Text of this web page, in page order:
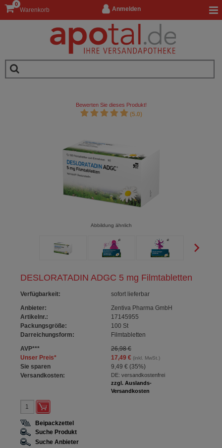
Anmelden
Warenkorb
0
DESLORATADIN ADGC 5 mg Filmtabletten
Verfügbarkeit:
sofort lieferbar
Anbieter:
Zentiva Pharma GmbH
Artikelnr.:
17145955
Packungsgröße:
100 St
Darreichungsform:
Filmtabletten
AVP***
26,98 €
Unser Preis* 17,49 €(inkl. MwSt.)
Sie sparen 9,49 € (35%)
Versandkosten:
DE: versandkostenfrei
zzgl. Auslands-
Versandkosten
Bewerten Sie dieses Produkt!
(5.0)
Abbildung ähnlich
Beipackzettel
Suche Produkt
Suche Anbieter